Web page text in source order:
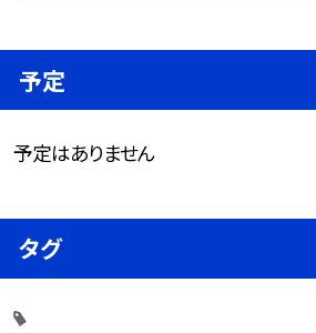
予定
予定はありません
タグ